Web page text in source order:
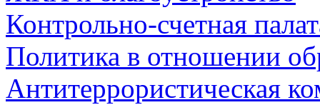
Контрольно-счетная
Политика в отношении
Антитеррористическая